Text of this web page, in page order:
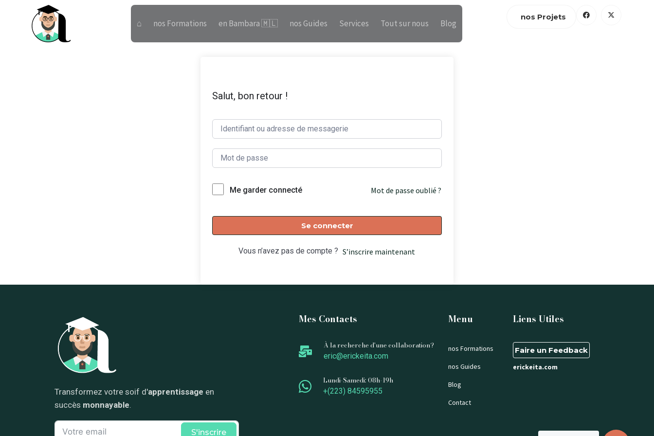
⌂ nos Formations en Bambara 🇲🇱 nos Guides Services Tout sur nous Blog
nos Projets
Salut, bon retour !
Me garder connecté Mot de passe oublié ?
Se connecter
Vous n’avez pas de compte ? S’inscrire maintenant
Transformez votre soif d'apprentissage en
succès monnayable.
S'inscrire
Mes Contacts
À la recherche d'une collaboration?
eric@erickeita.com
Lundi-Samedi: 08h-19h
+(223) 84595955
Menu
nos Formations
nos Guides
Blog
Contact
Liens Utiles
Faire un Feedback
erickeita.com